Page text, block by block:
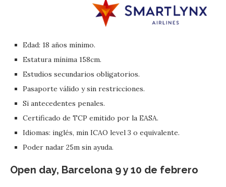
Edad: 18 años mínimo.
Estatura mínima 158cm.
Estudios secundarios obligatorios.
Pasaporte válido y sin restricciones.
Si antecedentes penales.
Certificado de TCP emitido por la EASA.
Idiomas: inglés, min ICAO level 3 o equivalente.
Poder nadar 25m sin ayuda.
Open day, Barcelona 9 y 10 de febrero